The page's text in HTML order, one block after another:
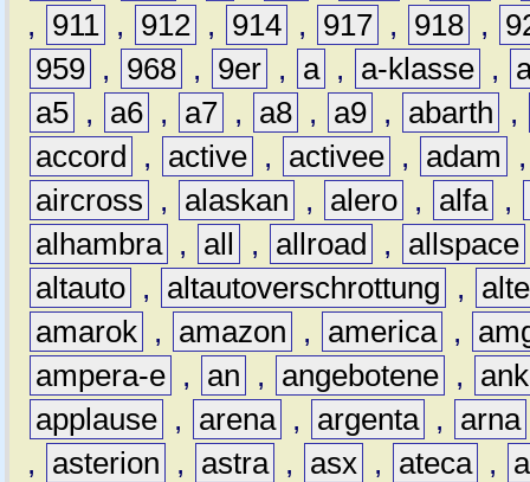
,
911 , 912 , 914 , 917 , 918 ,
959 , 968 , 9er , a , a-klasse ,
a5 , a6 , a7 , a8 , a9 , abarth
,
accord
, active , activee , adam
aircross
, alaskan , alero , alfa ,
alhambra , all , allroad , allspace
altauto , altautoverschrottung ,
amarok , amazon , america ,
ampera-e , an , angebotene ,
applause , arena , argenta , arna
,
asterion , astra , asx , ateca ,